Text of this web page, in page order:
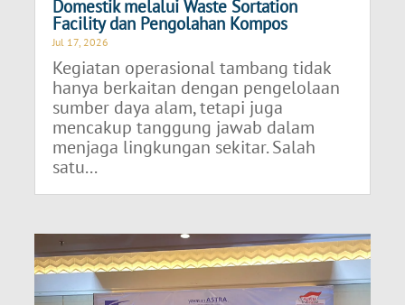
Domestik melalui Waste Sortation
Facility dan Pengolahan Kompos
Jul 17, 2026
Kegiatan operasional tambang tidak
hanya berkaitan dengan pengelolaan
sumber daya alam, tetapi juga
mencakup tanggung jawab dalam
menjaga lingkungan sekitar. Salah
satu...